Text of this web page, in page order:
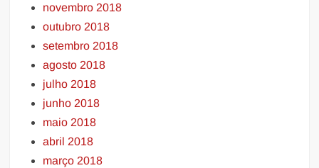
novembro 2018
outubro 2018
setembro 2018
agosto 2018
julho 2018
junho 2018
maio 2018
abril 2018
março 2018